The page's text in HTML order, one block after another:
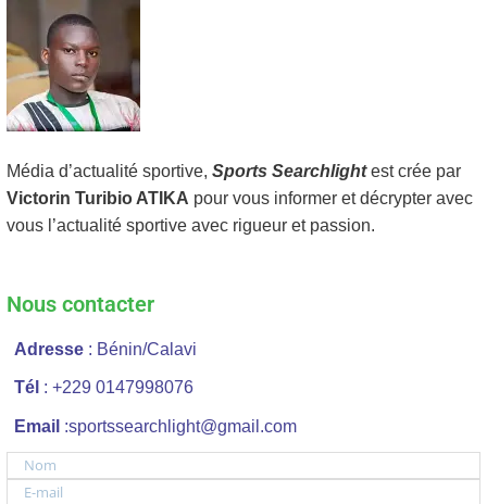
Média d’actualité sportive, Sports Searchlightest crée par
Victorin Turibio ATIKA pour vous informer et décrypter avec
vous l’actualité sportive avec rigueur et passion.
Nous contacter
Adresse : Bénin/Calavi
Tél : +229 0147998076
Email :sportssearchlight@gmail.com
Nom
E-mail